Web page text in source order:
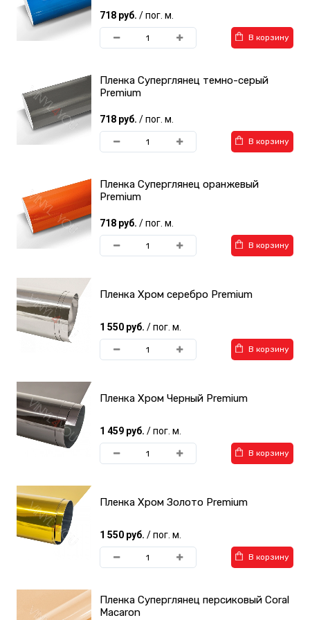
718 руб. / пог. м.
В корзину
Пленка Суперглянец темно-серый
Premium
718 руб. / пог. м.
В корзину
Пленка Суперглянец оранжевый
Premium
718 руб. / пог. м.
В корзину
Пленка Хром серебро Premium
1 550 руб. / пог. м.
В корзину
Пленка Хром Черный Premium
1 459 руб. / пог. м.
В корзину
Пленка Хром Золото Premium
1 550 руб. / пог. м.
В корзину
Пленка Суперглянец персиковый Coral
Macaron